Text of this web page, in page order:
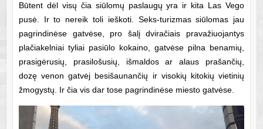
Būtent dėl visų čia siūlomų paslaugų yra ir kita Las Vego
pusė. Ir to nereik toli ieškoti. Seks-turizmas siūlomas jau
pagrindinėse gatvėse, pro šalį dviračiais pravažiuojantys
plačiakelniai tyliai pasiūlo kokaino, gatvėse pilna benamių,
prasigėrusių, prasilošusių, išmaldos ar alaus prašančių,
dozę venon gatvėj besišaunančių ir visokių kitokių vietinių
žmogystų. Ir čia vis dar tose pagrindinėse miesto gatvėse.